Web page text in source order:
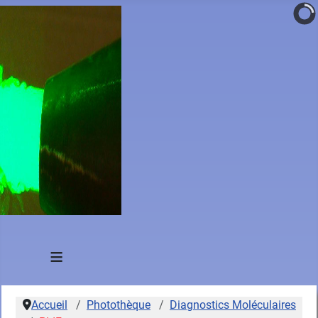
≡
Accueil Photothèque
Diagnostics Moléculaires